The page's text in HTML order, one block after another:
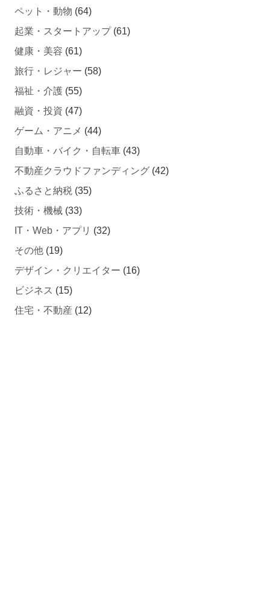
ペット・動物 (64)
起業・スタートアップ(61)
健康・美容 (61)
旅行・レジャー (58)
福祉・介護 (55)
融資・投資 (47)
ゲーム・アニメ (44)
自動車・バイク・自転車 (43)
不動産クラウドファンディング (42)
ふるさと納税 (35)
技術・機械 (33)
IT・Web・アプリ (32)
その他 (19)
デザイン・クリエイター (16)
ビジネス (15)
住宅・不動産 (12)